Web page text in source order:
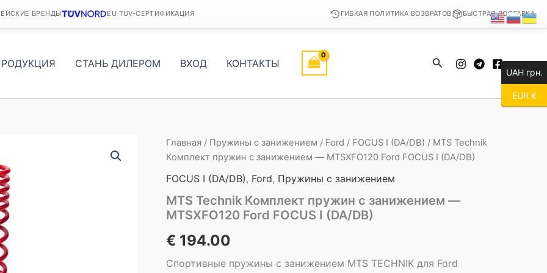
БРЕНДЫ EU TUV-СЕРТИФИКАЦИЯ ГИБКАЯ ПОЛИТИКА ВОЗВРАТОВ БЫСТРАЯ ДОСТАВКА
СТАНЬ ДИЛЕРОМ ВХОД КОНТАКТЫ Поиск
Главная / Пружины с занижением / Ford / FOCUS I (DA/DB) / MTS Technik
Комплект пружин с занижением — MTSXFO120 Ford FOCUS I (DA/DB)
FOCUS I (DA/DB) , Ford, Пружины с занижением
MTS Technik Комплект пружин с занижением —
MTSXFO120 Ford FOCUS I (DA/DB)
€ 194.00
Спортивные пружины с занижением MTS TECHNIK для Ford
UAH грн.
EUR €